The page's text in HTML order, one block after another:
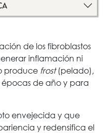
de los fibroblastos
inflamación ni
produce frost(pelado),
épocas de año y para
envejecida y que
y redensifica el